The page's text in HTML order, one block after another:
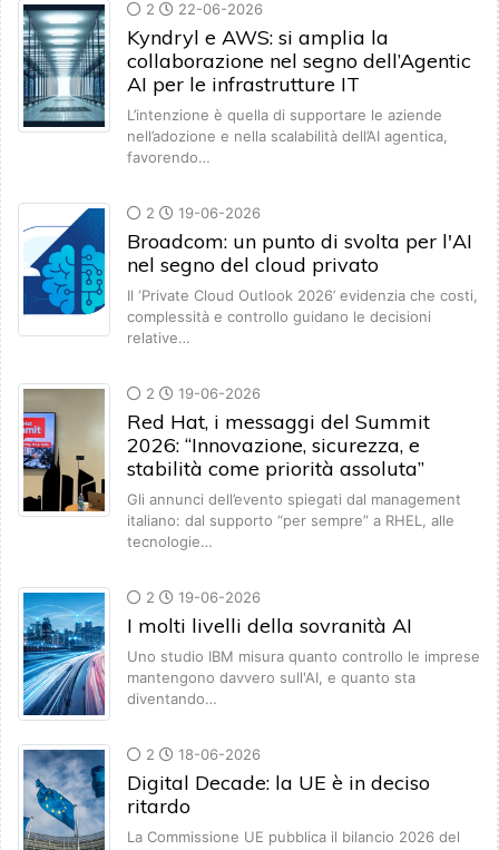
2 22-06-2026
Kyndryl e AWS: si amplia la
collaborazione nel segno dell’Agentic
AI per le infrastrutture IT
L’intenzione è quella di supportare le aziende
nell’adozione e nella scalabilità dell’AI agentica,
favorendo…
2 19-06-2026
Broadcom: un punto di svolta per l'AI
nel segno del cloud privato
Il ‘Private Cloud Outlook 2026’ evidenzia che costi,
complessità e controllo guidano le decisioni
relative…
2 19-06-2026
Red Hat, i messaggi del Summit
2026: “Innovazione, sicurezza, e
stabilità come priorità assoluta”
Gli annunci dell’evento spiegati dal management
italiano: dal supporto “per sempre” a RHEL, alle
tecnologie…
2 19-06-2026
I molti livelli della sovranità AI
Uno studio IBM misura quanto controllo le imprese
mantengono davvero sull'AI, e quanto sta
diventando…
2 18-06-2026
Digital Decade: la UE è in deciso
ritardo
La Commissione UE pubblica il bilancio 2026 del